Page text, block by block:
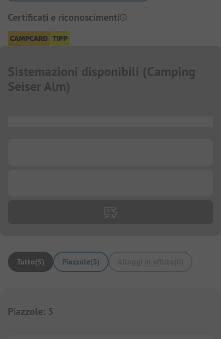
Certificati e riconoscimenti
Sistemazioni disponibili (Camping
Seiser Alm)
Tutto(5) Piazzole(5)
Piazzole: 5